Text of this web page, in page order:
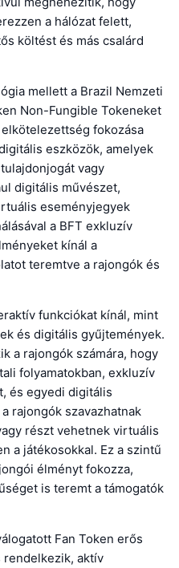
a hálózat felett,
költést és más csalárd
mellett a Brazil Nemzeti
Non-Fungible Tokeneket
fokozása
eszközök, amelyek
vagy
digitális művészet,
eseményjegyek
a BFT exkluzív
kínál a
teremtve a rajongók és
funkciókat kínál, mint
és digitális gyűjtemények.
a rajongók számára, hogy
folyamatokban, exkluzív
és egyedi digitális
rajongók szavazhatnak
részt vehetnek virtuális
a játékosokkal. Ez a szintű
élményt fokozza,
is teremt a támogatók
Fan Token erős
aktív